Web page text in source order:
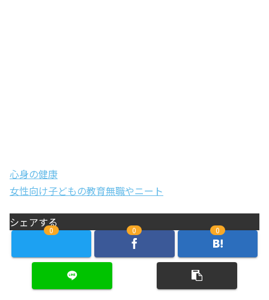
心身の健康
女性向け子どもの教育無職やニート
シェアする
0 0 0